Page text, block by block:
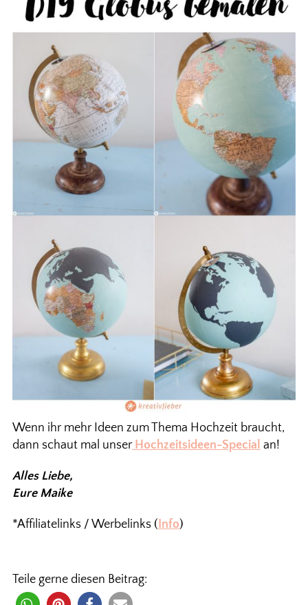
Wenn ihr mehr Ideen zum Thema Hochzeit braucht,
dann schaut mal unserHochzeitsideen-Special an!
Alles Liebe,
Eure Maike
*Affiliatelinks / Werbelinks ( Info)
Teile gerne diesen Beitrag: